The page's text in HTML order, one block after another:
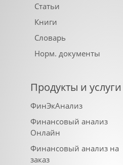
Статьи
Книги
Словарь
Норм. документы
Продукты и услуги
ФинЭкАнализ
Финансовый анализ
Онлайн
Финансовый анализ на
заказ